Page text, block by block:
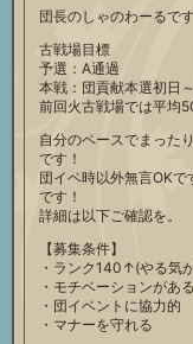
団長のしゃのわーるです
古戦場目標
予選：A通過
本戦：団貢献本選初日
前回火古戦場では平均
自分のペースでまった
です！
団イベ時以外無言OK
です！
詳細は以下ご確認を。
【募集条件】
・ランク140↑(やる気
・モチベーションがある
・団イベントに協力的
・マナーを守れる